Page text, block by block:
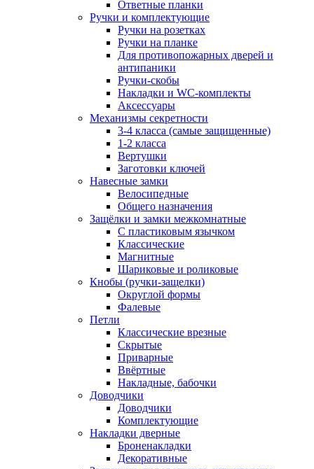
Ответные планки
Ручки и комплектующие
Ручки на розетках
Ручки на планке
Для противопожарных дверей и
антипаники
Ручки-скобы
Накладки и WC-комплекты
Аксессуары
Механизмы секретности
3-4 класса (самые защищенные)
1-2 класса
Вертушки
Заготовки ключей
Навесные замки
Велосипедные
Общего назначения
Защёлки и замки межкомнатные
С пластиковым язычком
Классические
Магнитные
Шариковые и роликовые
Кнобы (ручки-защелки)
Округлой формы
Фалевые
Петли
Классические врезные
Скрытые
Приварные
Ввёртные
Накладные, бабочки
Доводчики
Доводчики
Комплектующие
Накладки дверные
Броненакладки
Декоративные